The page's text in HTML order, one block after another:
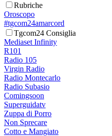
Rubriche
Oroscopo
#tgcom24amarcord
Tgcom24 Consiglia
Mediaset Infinity
R101
Radio 105
Virgin Radio
Radio Montecarlo
Radio Subasio
Comingsoon
Superguidatv
Zuppa di Porro
Non Sprecare
Cotto e Mangiato